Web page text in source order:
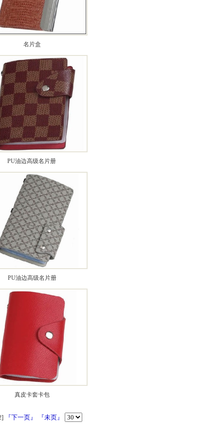
名片盒
PU油边高级名片册
PU油边高级名片册
真皮卡套卡包
] 『下一页』 『未页』